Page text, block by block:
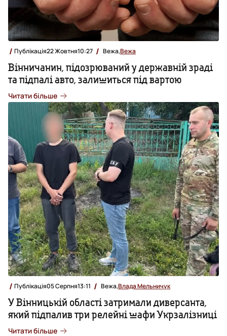
Публікація22 Жовтня10:27 Вежа,Вежа
Вінничанин, підозрюваний у державній зраді
та підпалі авто, залишиться під вартою
Читати більше
Публікація05 Серпня13:11 Вежа,Влада Мельничук
У Вінницькій області затримали диверсанта,
який підпалив три релейні шафи Укрзалізниці
Читати більше